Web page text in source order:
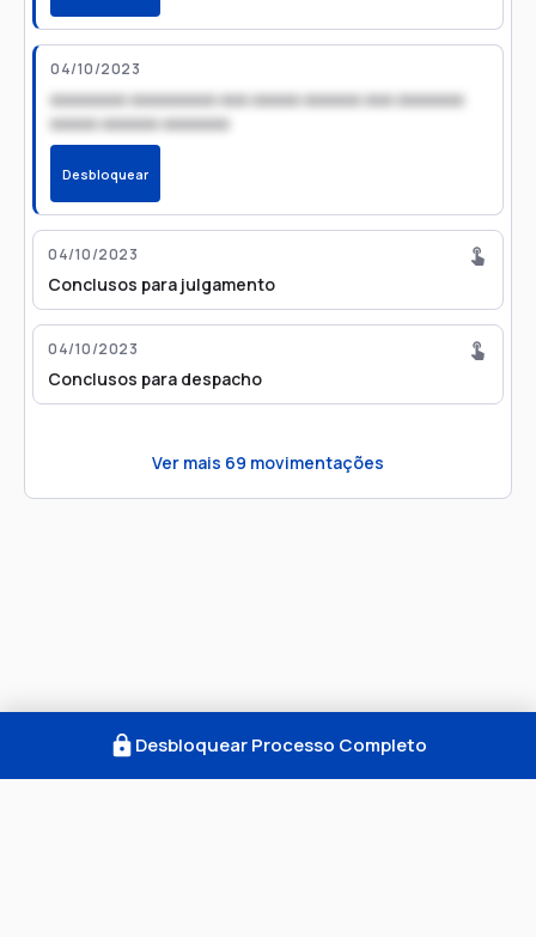
04/10/2023
xxxxxxxx xxxxxxxxx xxx xxxxx xxxxxx xxx xxxxxxx
xxxxx xxxxxx xxxxxxx
Desbloquear
04/10/2023
Conclusos para julgamento
04/10/2023
Conclusos para despacho
Ver mais 69 movimentações
Desbloquear Processo Completo